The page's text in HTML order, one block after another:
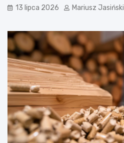
13 lipca 2026 Mariusz Jasiński